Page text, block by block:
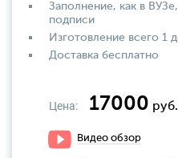
Заполнение, как в
подписи
Изготовление всего 1
Доставка бесплатно
Цена: 17000 руб.
Видео обзор